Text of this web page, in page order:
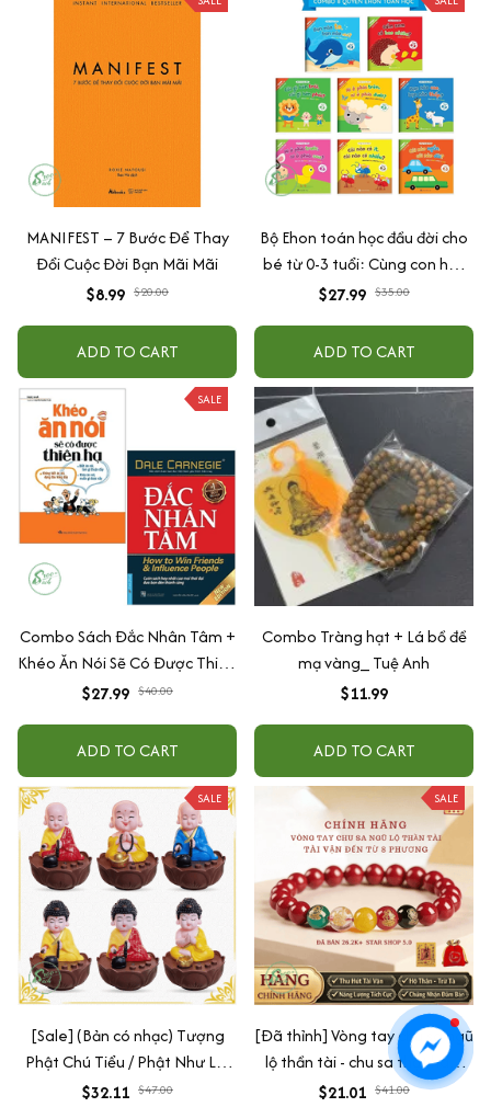
MANIFEST – 7 Bước Để Thay
Đổi Cuộc Đời Bạn Mãi Mãi
$8.99 $20.00
ADD TO CART
Bộ Ehon toán học đầu đời cho
bé từ 0-3 tuổi: Cùng con học
toán (song ngữ Việt Anh)
$27.99 $35.00
ADD TO CART
SALE
Combo Sách Đắc Nhân Tâm +
Khéo Ăn Nói Sẽ Có Được Thiên
Hạ
$27.99 $40.00
ADD TO CART
Combo Tràng hạt + Lá bồ đề
mạ vàng_ Tuệ Anh
$11.99
ADD TO CART
SALE
[Sale] (Bản có nhạc) Tượng
Phật Chú Tiểu / Phật Như Lai
Gõ Mõ Tụng Kinh Có 6 Bài
$32.11 $47.00
SALE
[Đã thỉnh] Vòng tay chu sa ngũ
lộ thần tài - chu sa thật hàm
lượng cao (tặng kèm túi lộc +
$21.01 $41.00